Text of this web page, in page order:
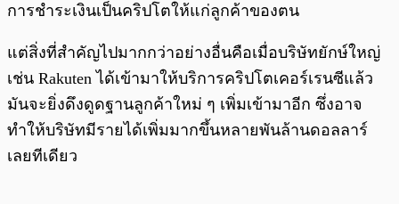
การชำระเงินเป็นคริปโตให้แก่ลูกค้าของตน
แต่สิ่งที่สำคัญไปมากกว่าอย่างอื่นคือเมื่อบริษัทยักษ์ใหญ่
เช่น Rakuten ได้เข้ามาให้บริการคริปโตเคอร์เรนซีแล้ว
มันจะยิ่งดึงดูดฐานลูกค้าใหม่ ๆ เพิ่มเข้ามาอีก ซึ่งอาจ
ทำให้บริษัทมีรายได้เพิ่มมากขึ้นหลายพันล้านดอลลาร์
เลยทีเดียว